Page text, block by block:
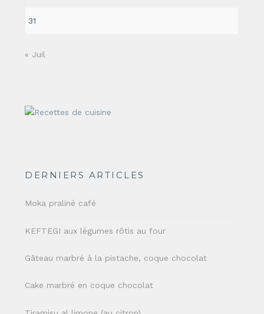
31
« Juil
DERNIERS ARTICLES
Moka praliné café
KEFTEGI aux légumes rôtis au four
Gâteau marbré à la pistache, coque chocolat
Cake marbré en coque chocolat